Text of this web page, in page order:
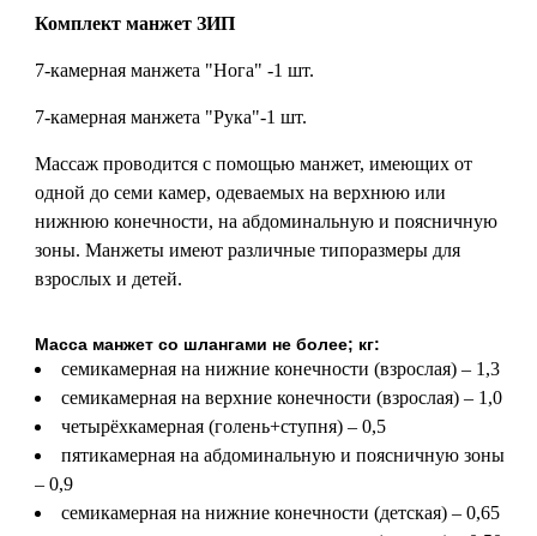
Комплект манжет ЗИП
7-камерная манжета "Нога" -1 шт.
7-камерная манжета "Рука"-1 шт.
Массаж проводится с помощью манжет, имеющих от
одной до семи камер, одеваемых на верхнюю или
нижнюю конечности, на абдоминальную и поясничную
зоны. Манжеты имеют различные типоразмеры для
взрослых и детей.
Масса манжет со шлангами не более; кг:
семикамерная на нижние конечности (взрослая) – 1,3
семикамерная на верхние конечности (взрослая) – 1,0
четырёхкамерная (голень+ступня) – 0,5
пятикамерная на абдоминальную и поясничную зоны
– 0,9
семикамерная на нижние конечности (детская) – 0,65